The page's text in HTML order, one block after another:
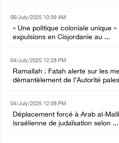
06/July/2025 10:39 AM
« Une politique coloniale unique
expulsions en Cisjordanie au ...
04/July/2025 12:28 PM
Ramallah : Fatah alerte sur les
démantèlement de l’Autorité
04/July/2025 12:09 PM
Déplacement forcé à Arab al-
israélienne de judaïsation selon ...